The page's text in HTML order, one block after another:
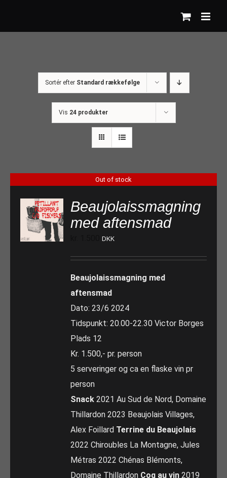
Sortér efter Standard rækkefølge
Vis 24 produkter
Out of stock
Beaujolaissmagning
med aftensmad
DKK
Beaujolaissmagning med
aftensmad
Dato: 23/6 2024
Tidspunkt: 20.00-22.30 Victor Borges
Plads 12
Kr. 1.500,- pr. person
5 serveringer og ca en flaske vin pr
person
Snack 2021 Au Sud de Nord, Domaine
Thillardon 2023 Beaujolais Villages,
Alex Foillard Terrine du Beaujolais
2022 Chiroubles La Montagne, Jules
Métras 2022 Chénas Blémonts,
Domaine Thillardon Coq au vin 2019